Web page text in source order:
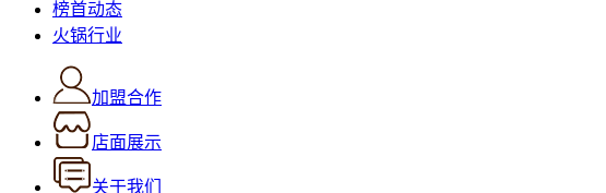
榜首动态
火锅行业
加盟合作
店面展示
关于我们